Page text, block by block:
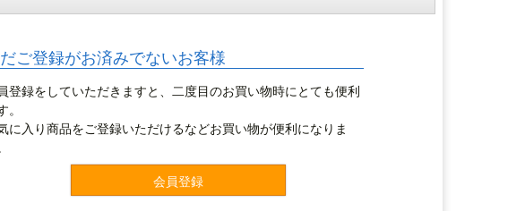
だご登録がお済みでないお客様
登録をしていただきますと、二度目のお買い物時にとても便利
。
に入り商品をご登録いただけるなどお買い物が便利になりま
会員登録